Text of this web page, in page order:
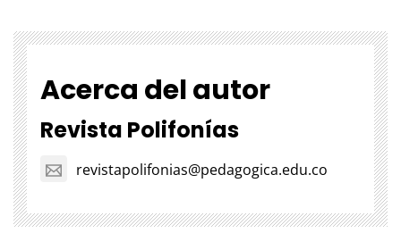
Acerca del autor
Revista Polifonías
revistapolifonias@pedagogica.edu.co